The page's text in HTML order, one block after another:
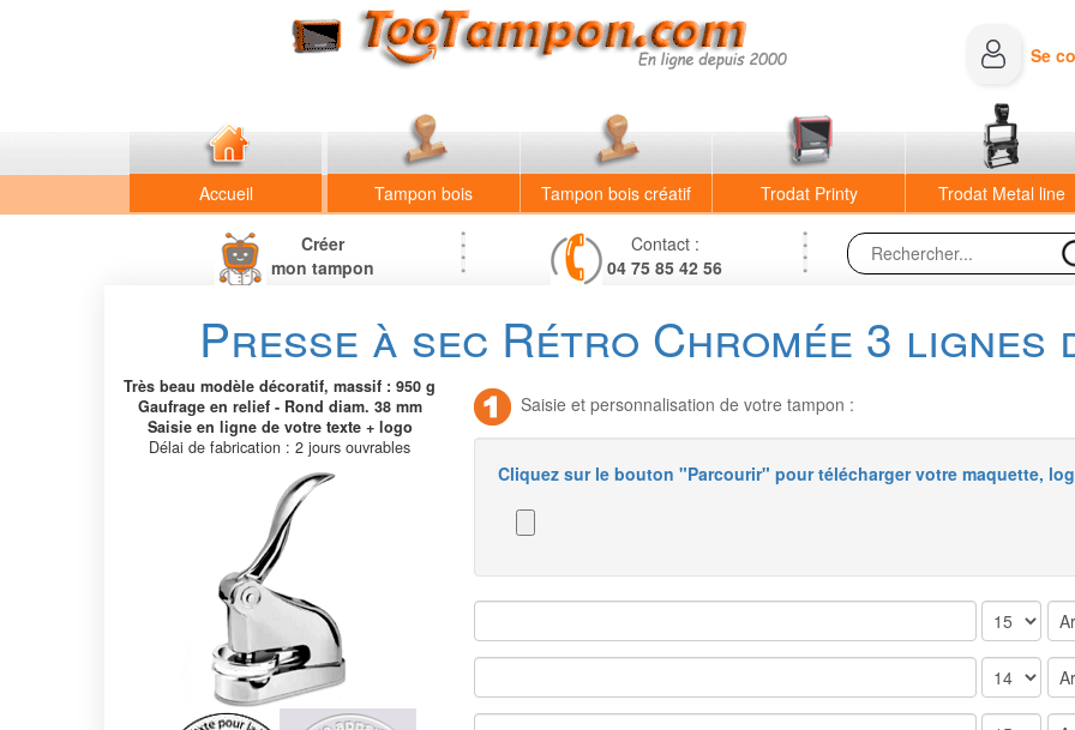
Se
Accueil Tampon bois Tampon bois créatif Trodat Printy Trodat Metal line
Créer
mon tampon
Contact :
04 75 85 42 56
Presse à sec Rétro Chromée 3 lignes
Très beau modèle décoratif, massif : 950 g
Gaufrage en relief - Rond diam. 38 mm
Saisie en ligne de votre texte + logo
Délai de fabrication : 2 jours ouvrables
Saisie et personnalisation de votre tampon :
Cliquez sur le bouton "Parcourir" pour télécharger votre maquette,